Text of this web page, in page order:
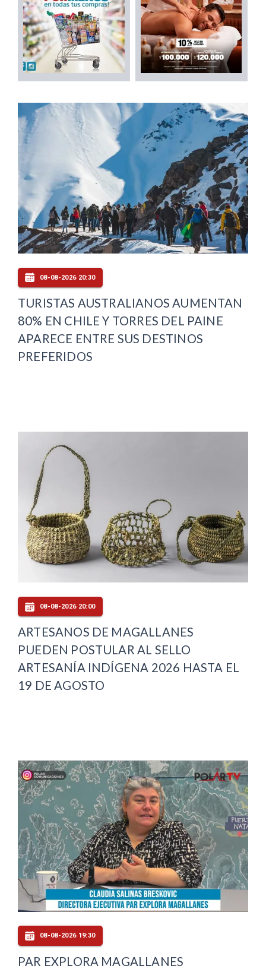
08-08-2026 20:30
TURISTAS AUSTRALIANOS AUMENTAN
80% EN CHILE Y TORRES DEL PAINE
APARECE ENTRE SUS DESTINOS
PREFERIDOS
08-08-2026 20:00
ARTESANOS DE MAGALLANES
PUEDEN POSTULAR AL SELLO
ARTESANÍA INDÍGENA 2026 HASTA EL
19 DE AGOSTO
08-08-2026 19:30
PAR EXPLORA MAGALLANES